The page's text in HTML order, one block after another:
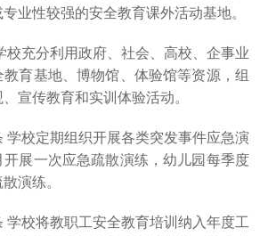
业性较强的安全教育课外活动基地。
充分利用政府、社会、高校、企事业
育基地、博物馆、体验馆等资源，组
宣传教育和实训体验活动。
校定期组织开展各类突发事件应急演
展一次应急疏散演练，幼儿园每季度
演练。
校将教职工安全教育培训纳入年度工